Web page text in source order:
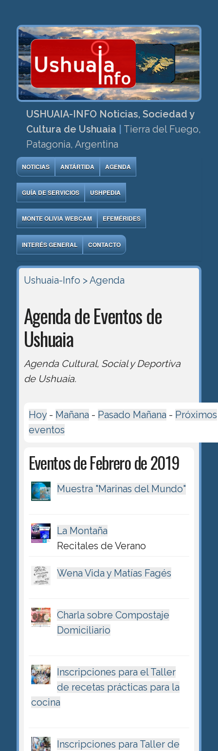
USHUAIA-INFO Noticias, Sociedad y
Cultura de Ushuaia
Tierra del Fuego,
Patagonia, Argentina
NOTICIAS ANTÁRTIDA AGENDA
GUÍA DE SERVICIOS USHPEDIA
MONTE OLIVIA WEBCAM EFEMÉRIDES
INTERÉS GENERAL CONTACTO
Ushuaia-Info > Agenda
Agenda de Eventos de
Ushuaia
Agenda Cultural, Social y Deportiva
de Ushuaia.
Hoy- Mañana - Pasado Mañana - Próximos
eventos
Eventos de Febrero de 2019
Muestra "Marinas del Mundo"
La Montaña
Recitales de Verano
Wena Vida y Matías Fagés
Charla sobre Compostaje
Domiciliario
Inscripciones para el Taller
de recetas prácticas para la
cocina
Inscripciones para Taller de